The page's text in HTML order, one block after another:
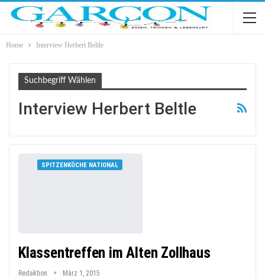
Home Interview Herbert Beltle
Suchbegriff Wählen
Interview Herbert Beltle
SPITZENKÖCHE NATIONAL
Klassentreffen im Alten Zollhaus
Redaktion März 1, 2015